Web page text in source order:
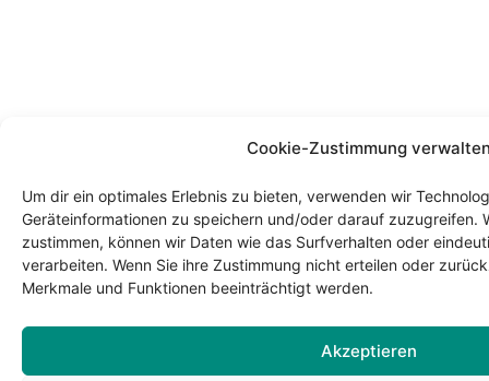
Cookie-Zustimmung
Um dir ein optimales Erlebnis zu bieten, verwenden wir
Geräteinformationen zu speichern und/oder darauf zuzugreifen.
zustimmen, können wir Daten wie das Surfverhalten oder
verarbeiten. Wenn Sie ihre Zustimmung nicht erteilen oder
Merkmale und Funktionen beeinträchtigt werden.
Akzeptieren